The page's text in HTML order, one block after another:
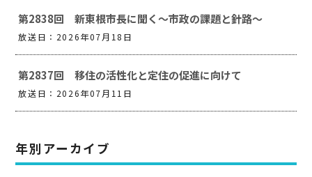
第2838回 新東根市長に聞く～市政の課題と針路～
放送日：2026年07月18日
第2837回 移住の活性化と定住の促進に向けて
放送日：2026年07月11日
年別アーカイブ